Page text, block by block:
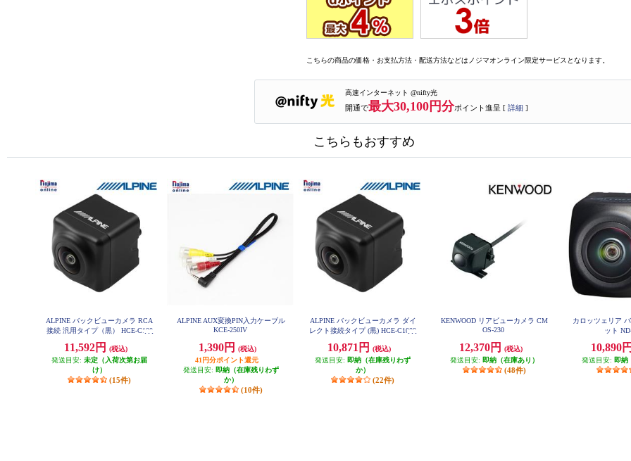
こちらの商品の価格・お支払方法・配送方法などはノジマオンライン限定サービスとなります。
高速インターネット @nifty光
開通で最大30,100円分ポイント進呈 [ 詳細 ]
こちらもおすすめ
ALPINE バックビューカメラ RCA
接続 汎用タイプ（黒） HCE-C100
11,592円
(税込)
発送目安: 未定（入荷次第お届
け）
(15件)
ALPINE AUX変換PIN入力ケーブル
KCE-250IV
1,390円
(税込)
41円分ポイント還元
発送目安: 即納（在庫残りわず
か）
(10件)
ALPINE バックビューカメラ ダイ
レクト接続タイプ (黒) HCE-C1000
10,871円
(税込)
発送目安: 即納（在庫残りわず
か）
(22件)
KENWOOD リアビューカメラ CM
OS-230
12,370円
(税込)
発送目安: 即納（在庫あり）
(48件)
カロッツェリア
ット
10,890円
発送目安: 即納